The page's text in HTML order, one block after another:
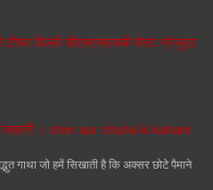
टीचर दिल्ली डीएसएसएसबी पोस्ट ग्रेजुएट
। sher aur chuha ki kahani
गाथा जो हमें सिखाती है कि अक्सर छोटे पैमाने